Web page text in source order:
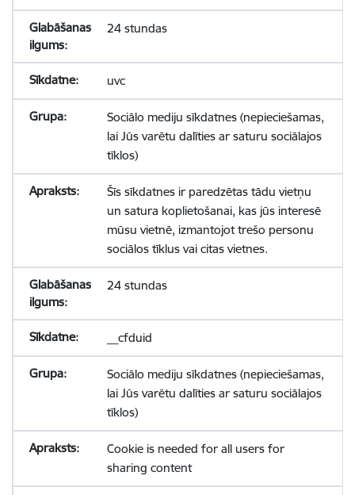
24 stundas
uvc
Sociālo mediju sīkdatnes (nepieciešamas,
lai Jūs varētu dalīties ar saturu sociālajos
tīklos)
Šīs sīkdatnes ir paredzētas tādu vietņu
un satura koplietošanai, kas jūs interesē
mūsu vietnē, izmantojot trešo personu
sociālos tīklus vai citas vietnes.
24 stundas
__cfduid
Sociālo mediju sīkdatnes (nepieciešamas,
lai Jūs varētu dalīties ar saturu sociālajos
tīklos)
Cookie is needed for all users for
sharing content